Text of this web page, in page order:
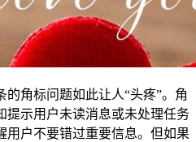
角标问题如此让人“头疼”。角
提示用户未读消息或未处理任务
用户不要错过重要信息。但如果